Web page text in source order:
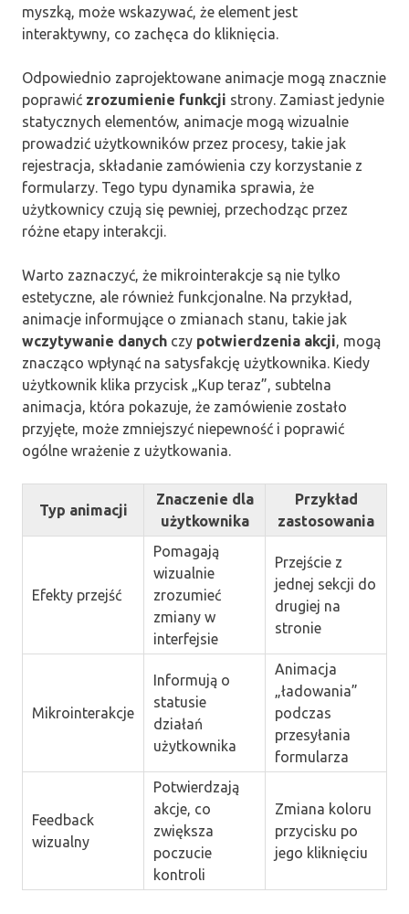
myszką, może wskazywać, że element jest
interaktywny, co zachęca do kliknięcia.
Odpowiednio zaprojektowane animacje mogą znacznie
poprawić zrozumienie funkcji strony. Zamiast jedynie
statycznych elementów, animacje mogą wizualnie
prowadzić użytkowników przez procesy, takie jak
rejestracja, składanie zamówienia czy korzystanie z
formularzy. Tego typu dynamika sprawia, że
użytkownicy czują się pewniej, przechodząc przez
różne etapy interakcji.
Warto zaznaczyć, że mikrointerakcje są nie tylko
estetyczne, ale również funkcjonalne. Na przykład,
animacje informujące o zmianach stanu, takie jak
wczytywanie danych czy potwierdzenia akcji, mogą
znacząco wpłynąć na satysfakcję użytkownika. Kiedy
użytkownik klika przycisk „Kup teraz”, subtelna
animacja, która pokazuje, że zamówienie zostało
przyjęte, może zmniejszyć niepewność i poprawić
ogólne wrażenie z użytkowania.
Typ animacji
Znaczenie dla
użytkownika
Przykład
zastosowania
Efekty przejść
Pomagają
wizualnie
zrozumieć
zmiany w
interfejsie
Przejście z
jednej sekcji do
drugiej na
stronie
Mikrointerakcje
Informują o
statusie
działań
użytkownika
Animacja
„ładowania”
podczas
przesyłania
formularza
Feedback
wizualny
Potwierdzają
akcje, co
zwiększa
poczucie
kontroli
Zmiana koloru
przycisku po
jego kliknięciu